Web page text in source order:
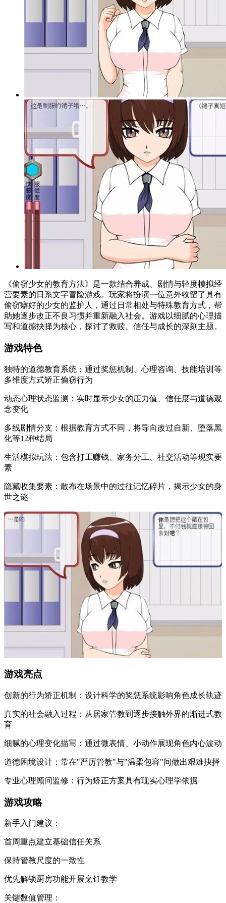
《偷窃少女的教育方法》是一款结合养成、剧情与轻度模拟经
营要素的日系文字冒险游戏。玩家将扮演一位意外收留了具有
偷窃癖好的少女的监护人，通过日常相处与特殊教育方式，帮
助她逐步改正不良习惯并重新融入社会。游戏以细腻的心理描
写和道德抉择为核心，探讨了救赎、信任与成长的深刻主题。
游戏特色
独特的道德教育系统：通过奖惩机制、心理咨询、技能培训等
多维度方式矫正偷窃行为
动态心理状态监测：实时显示少女的压力值、信任度与道德观
念变化
多线剧情分支：根据教育方式不同，将导向改过自新、堕落黑
化等12种结局
生活模拟玩法：包含打工赚钱、家务分工、社交活动等现实要
素
隐藏收集要素：散布在场景中的过往记忆碎片，揭示少女的身
世之谜
游戏亮点
创新的行为矫正机制：设计科学的奖惩系统影响角色成长轨迹
真实的社会融入过程：从居家管教到逐步接触外界的渐进式教
育
细腻的心理变化描写：通过微表情、小动作展现角色内心波动
道德困境设计：常在"严厉管教"与"温柔包容"间做出艰难抉择
专业心理顾问监修：行为矫正方案具有现实心理学依据
游戏攻略
新手入门建议：
首周重点建立基础信任关系
保持管教尺度的一致性
优先解锁厨房功能开展烹饪教学
关键数值管理：